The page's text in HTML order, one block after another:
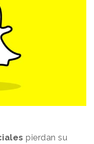
pierdan su